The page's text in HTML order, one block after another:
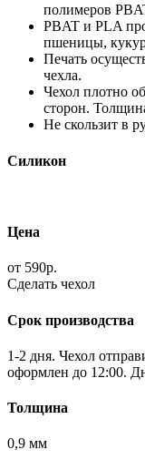
полимеров
PBAT и PLA
пшеницы,
Печать
чехла.
Чехол плотно
сторон.
Не скользит в
Силикон
Цена
от 590р.
Сделать чехол
Срок производства
1-2 дня. Чехол
оформлен до 12:00.
Толщина
0,9 мм